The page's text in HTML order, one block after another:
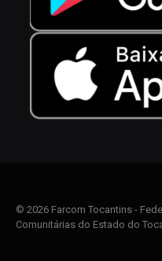
© 2026 Farcom Tocantins -
Comunitárias do Estado do